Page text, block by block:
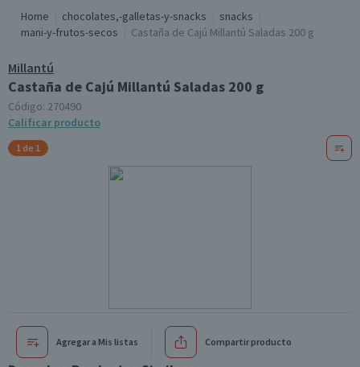
Home chocolates,-galletas-y-snacks
snacks
mani-y-frutos-secos
Castaña de Cajú Millantú Saladas 200 g
Millantú
Castaña de Cajú Millantú Saladas 200 g
Código: 270490
Calificar producto
1 de 1
Agregar a Mis listas Compartir producto